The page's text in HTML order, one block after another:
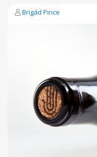
Brigád Pince